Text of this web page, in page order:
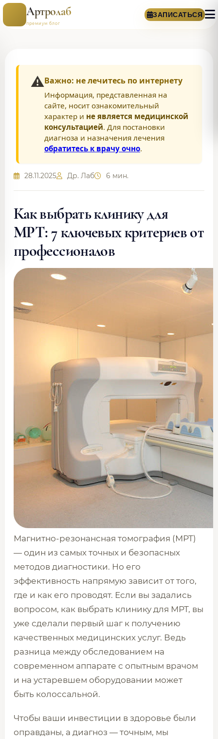
Артролаб
премиум блог
ЗАПИСАТЬСЯ
⚠️Важно: не лечитесь по интернету
Информация, представленная на
сайте, носит ознакомительный
характер и не является медицинской
консультацией. Для постановки
диагноза и назначения лечения
обратитесь к врачу очно.
28.11.2025 Др. Лаб 6 мин.
Как выбрать клинику для
МРТ: 7 ключевых критериев от
профессионалов
Магнитно-резонансная томография (МРТ)
— один из самых точных и безопасных
методов диагностики. Но его
эффективность напрямую зависит от того,
где и как его проводят. Если вы задались
вопросом, как выбрать клинику для МРТ, вы
уже сделали первый шаг к получению
качественных медицинских услуг. Ведь
разница между обследованием на
современном аппарате с опытным врачом
и на устаревшем оборудовании может
быть колоссальной.
Чтобы ваши инвестиции в здоровье были
оправданы, а диагноз — точным, мы